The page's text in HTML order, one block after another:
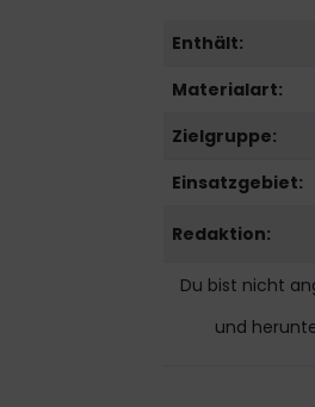
Enthält:
Materialart:
Zielgruppe:
Einsatzgebiet:
Redaktion:
Du bist nicht
und